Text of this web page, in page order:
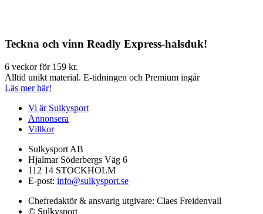
Teckna och vinn Readly Express-halsduk!
6 veckor för 159 kr.
Alltid unikt material. E-tidningen och Premium ingår
Läs mer här!
Vi är Sulkysport
Annonsera
Villkor
Sulkysport AB
Hjalmar Söderbergs Väg 6
112 14 STOCKHOLM
E-post: info@sulkysport.se
Chefredaktör & ansvarig utgivare: Claes Freidenvall
© Sulkysport